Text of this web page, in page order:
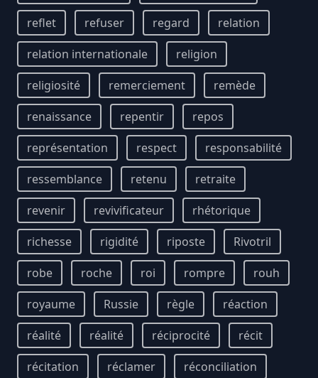
reflet
refuser regard
relation
relation internationale
religion
religiosité
remerciement
remède
renaissance
repentir
repos
représentation
respect
responsabilité
ressemblance
retenu
retraite
revenir
revivificateur
rhétorique
richesse
rigidité riposte
Rivotril
robe
roche roi rompre
rouh
royaume
Russie règle
réaction
réalité
réalité réciprocité
récit
récitation
réclamer réconciliation